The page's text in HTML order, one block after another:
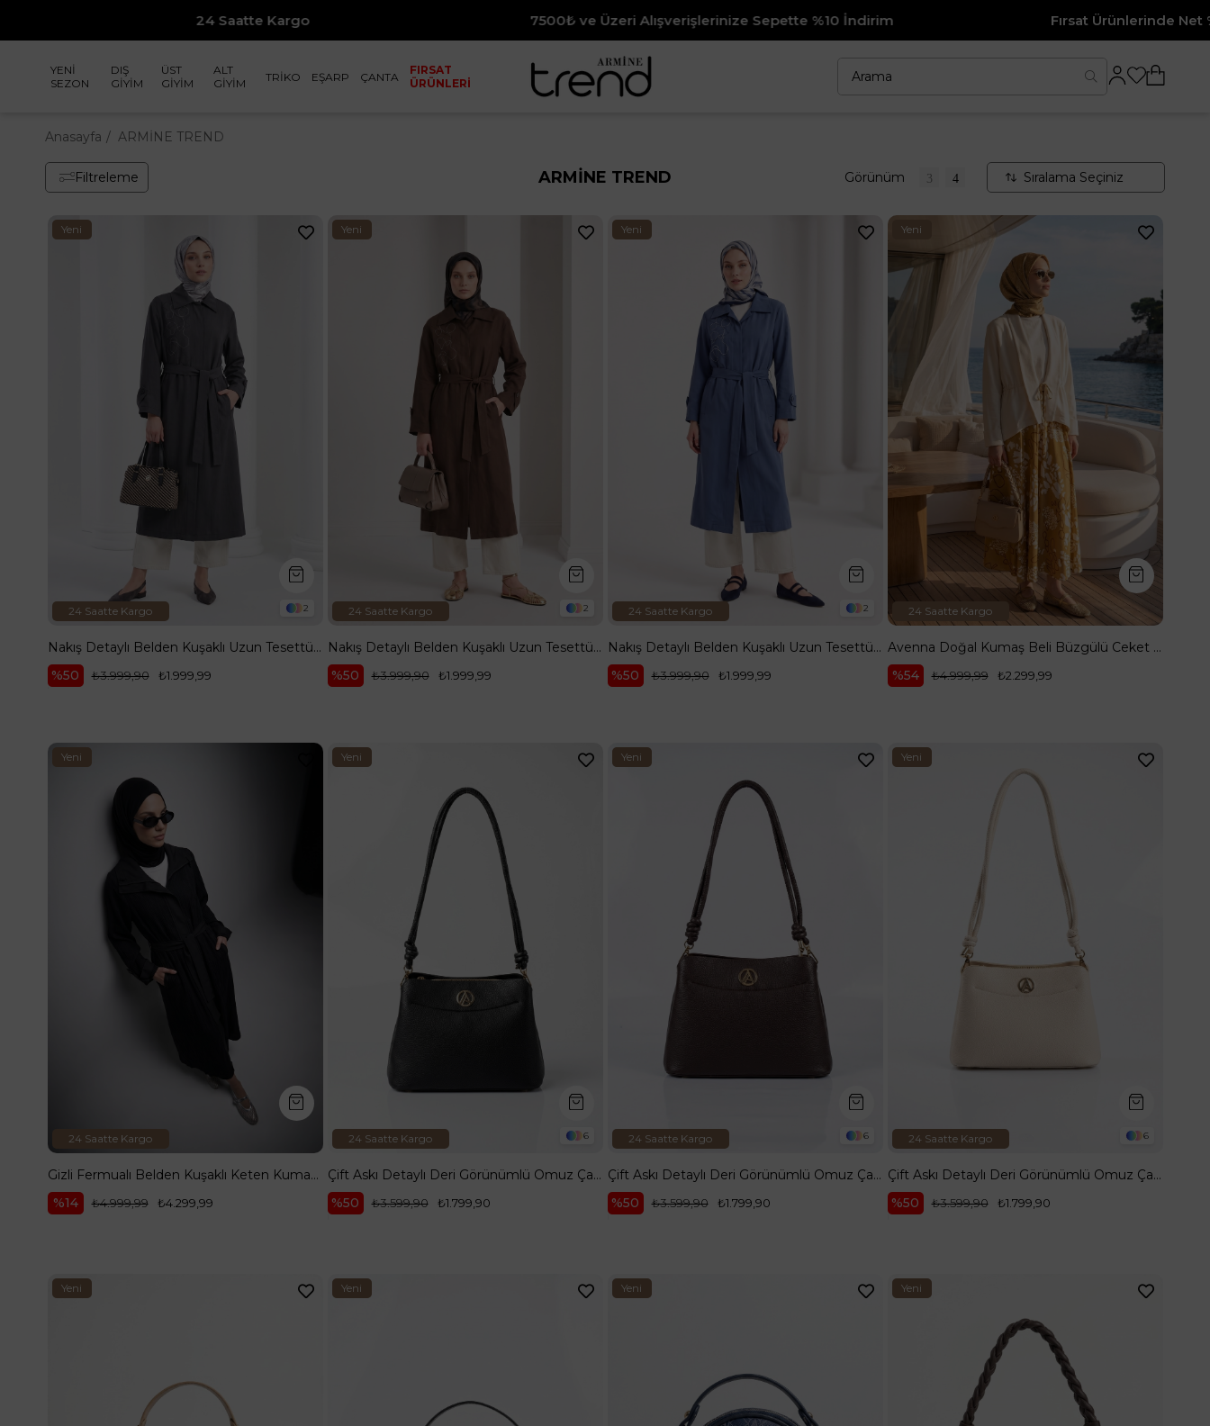
Alışverişlerinize Sepette %10 İndirim Fırsat Ürünlerinde Net %70 İndirim 2500₺ ve Üzeri Alışverişlerinizde Ücretsiz Kargo
YENİ
SEZON
DIŞ
GİYİM
ÜST
GİYİM
ALT
GİYİM
TRİKO EŞARP ÇANTA
FIRSAT
ÜRÜNLERİ
Anasayfa ARMİNE TREND
Filtreleme ARMİNE TREND
2
24 Saatte Kargo
Yeni
Nakış Detaylı Belden Kuşaklı Uzun Tesettür Giy Çık Antrasit 26YT519
%50
₺1.999,99
₺3.999,90
2
24 Saatte Kargo
Yeni
Nakış Detaylı Belden Kuşaklı Uzun Tesettür Giy Çık Kahverengi 26YT519
%50
₺1.999,99
₺3.999,90
2
24 Saatte Kargo
Yeni
Nakış Detaylı Belden Kuşaklı Uzun Tesettür Giy Çık İndigo 26YT519
%50
₺1.999,99
₺3.999,90
24 Saatte Kargo
Yeni
Ürün
Avenna Doğal Kumaş Beli Büzgülü Ceket ve Çiçek Desenli Etekli İkili Takım Bej 26YA638
%54
₺2.299,99
₺4.999,99
24 Saatte Kargo
Yeni
Gizli Fermualı Belden Kuşaklı Keten Kumaş Giy Çık Siyah 26YT513
%14
₺4.299,99
₺4.999,99
6
24 Saatte Kargo
Yeni
Çift Askı Detaylı Deri Görünümlü Omuz Çantası Siyah ARM204
%50
₺1.799,90
₺3.599,90
6
24 Saatte Kargo
Yeni
Çift Askı Detaylı Deri Görünümlü Omuz Çantası Kahverengi ARM204
%50
₺1.799,90
₺3.599,90
6
24 Saatte Kargo
Yeni
Çift Askı Detaylı Deri Görünümlü Omuz Çantası Krem ARM204
%50
₺1.799,90
₺3.599,90
Yeni
Yeni
Yeni
Yeni